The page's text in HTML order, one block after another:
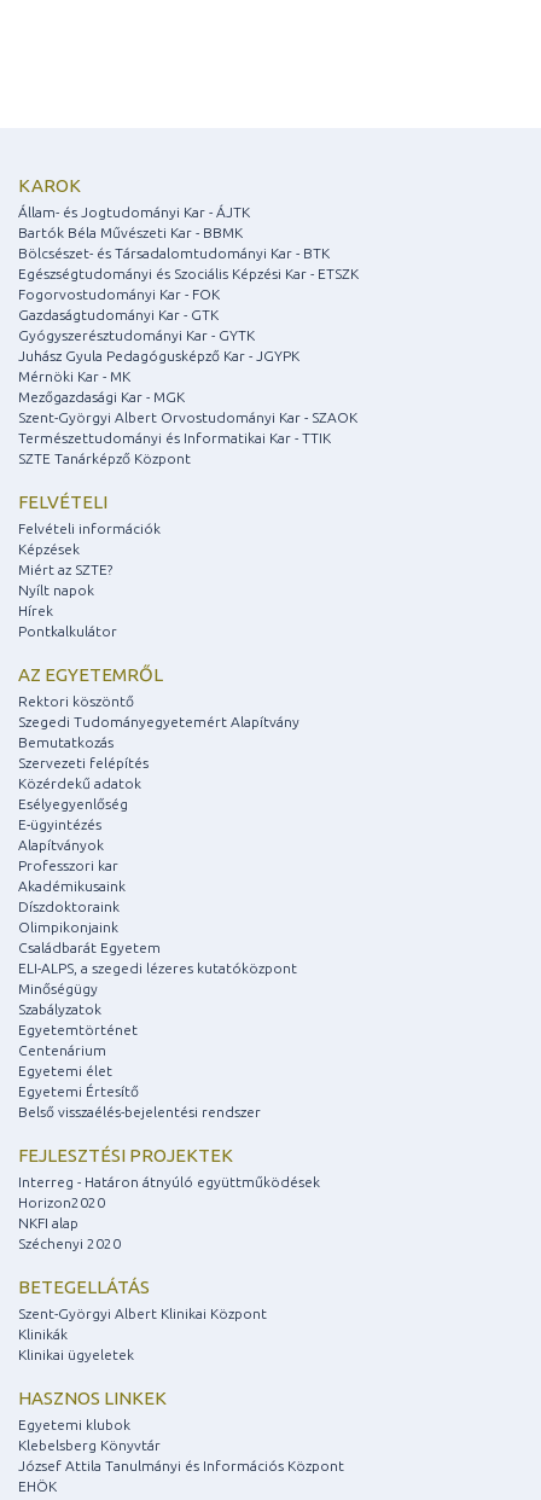
KAROK
Állam- és Jogtudományi Kar - ÁJTK
Bartók Béla Művészeti Kar - BBMK
Bölcsészet- és Társadalomtudományi Kar - BTK
Egészségtudományi és Szociális Képzési Kar - ETSZK
Fogorvostudományi Kar - FOK
Gazdaságtudományi Kar - GTK
Gyógyszerésztudományi Kar - GYTK
Juhász Gyula Pedagógusképző Kar - JGYPK
Mérnöki Kar - MK
Mezőgazdasági Kar - MGK
Szent-Györgyi Albert Orvostudományi Kar - SZAOK
Természettudományi és Informatikai Kar - TTIK
SZTE Tanárképző Központ
FELVÉTELI
Felvételi információk
Képzések
Miért az SZTE?
Nyílt napok
Hírek
Pontkalkulátor
AZ EGYETEMRŐL
Rektori köszöntő
Szegedi Tudományegyetemért Alapítvány
Bemutatkozás
Szervezeti felépítés
Közérdekű adatok
Esélyegyenlőség
E-ügyintézés
Alapítványok
Professzori kar
Akadémikusaink
Díszdoktoraink
Olimpikonjaink
Családbarát Egyetem
ELI-ALPS, a szegedi lézeres kutatóközpont
Minőségügy
Szabályzatok
Egyetemtörténet
Centenárium
Egyetemi élet
Egyetemi Értesítő
Belső visszaélés-bejelentési rendszer
FEJLESZTÉSI PROJEKTEK
Interreg - Határon átnyúló együttműködések
Horizon2020
NKFI alap
Széchenyi 2020
BETEGELLÁTÁS
Szent-Györgyi Albert Klinikai Központ
Klinikák
Klinikai ügyeletek
HASZNOS LINKEK
Egyetemi klubok
Klebelsberg Könyvtár
József Attila Tanulmányi és Információs Központ
EHÖK